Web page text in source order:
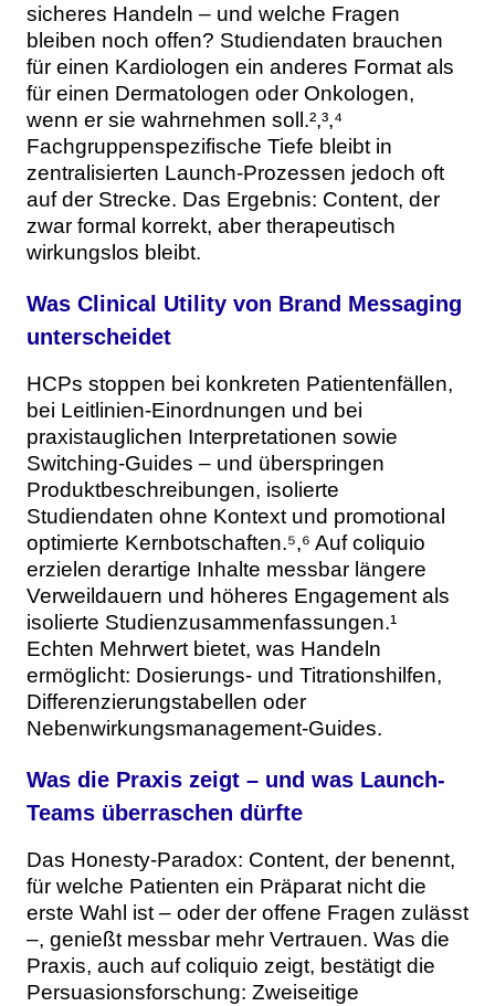
sicheres Handeln – und welche Fragen
bleiben noch offen? Studiendaten brauchen
für einen Kardiologen ein anderes Format als
für einen Dermatologen oder Onkologen,
wenn er sie wahrnehmen soll.²,³,⁴
Fachgruppenspezifische Tiefe bleibt in
zentralisierten Launch-Prozessen jedoch oft
auf der Strecke. Das Ergebnis: Content, der
zwar formal korrekt, aber therapeutisch
wirkungslos bleibt.
Was Clinical Utility von Brand Messaging
unterscheidet
HCPs stoppen bei konkreten Patientenfällen,
bei Leitlinien-Einordnungen und bei
praxistauglichen Interpretationen sowie
Switching-Guides – und überspringen
Produktbeschreibungen, isolierte
Studiendaten ohne Kontext und promotional
optimierte Kernbotschaften.⁵,⁶ Auf coliquio
erzielen derartige Inhalte messbar längere
Verweildauern und höheres Engagement als
isolierte Studienzusammenfassungen.¹
Echten Mehrwert bietet, was Handeln
ermöglicht: Dosierungs- und Titrationshilfen,
Differenzierungstabellen oder
Nebenwirkungsmanagement-Guides.
Was die Praxis zeigt – und was Launch-
Teams überraschen dürfte
Das Honesty-Paradox: Content, der benennt,
für welche Patienten ein Präparat nicht die
erste Wahl ist – oder der offene Fragen zulässt
–, genießt messbar mehr Vertrauen. Was die
Praxis, auch auf coliquio zeigt, bestätigt die
Persuasionsforschung: Zweiseitige